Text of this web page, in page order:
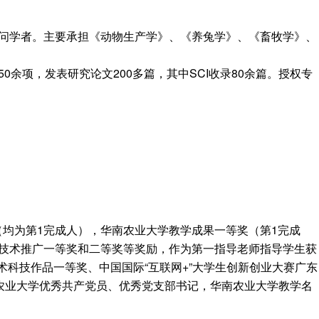
者。主要承担《动物生产学》、《养兔学》、《畜牧学》、
余项，发表研究论文200多篇，其中SCI收录80余篇。授权专
为第1完成人），华南农业大学教学成果一等奖（第1完成
推广一等奖和二等奖等奖励，作为第一指导老师指导学生获
技作品一等奖、中国国际“互联网+”大学生创新创业大赛广东
大学优秀共产党员、优秀党支部书记，华南农业大学教学名